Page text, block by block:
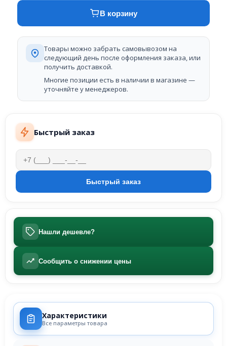
Быстрый заказ
Нашли дешевле?
Сообщить о снижении цены
В корзину
Товары можно забрать самовывозом на
следующий день после оформления заказа, или
получить доставкой.
Многие позиции есть в наличии в магазине —
уточняйте у менеджеров.
Характеристики
Все параметры товара